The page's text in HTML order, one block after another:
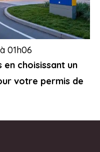
choisissant un
votre permis de
01h06